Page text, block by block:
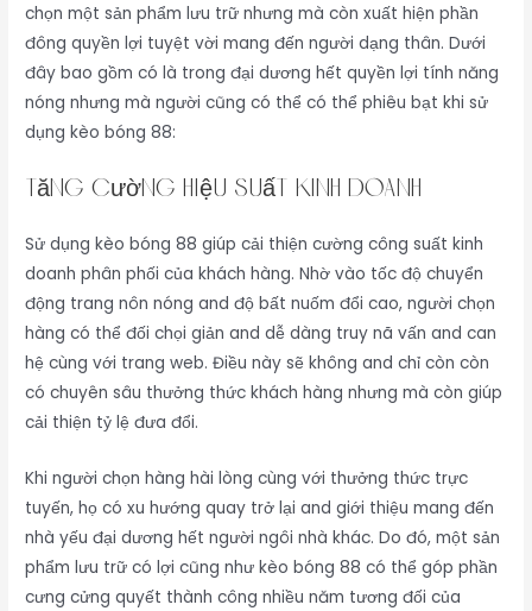
chọn một sản phẩm lưu trữ nhưng mà còn xuất hiện phần
đông quyền lợi tuyệt vời mang đến người dạng thân. Dưới
đây bao gồm có là trong đại dương hết quyền lợi tính năng
nóng nhưng mà người cũng có thể có thể phiêu bạt khi sử
dụng kèo bóng 88:
Tăng Cường Hiệu Suất Kinh Doanh
Sử dụng kèo bóng 88 giúp cải thiện cường công suất kinh
doanh phân phối của khách hàng. Nhờ vào tốc độ chuyển
động trang nôn nóng and độ bất nuốm đổi cao, người chọn
hàng có thể đối chọi giản and dễ dàng truy nã vấn and can
hệ cùng với trang web. Điều này sẽ không and chỉ còn còn
có chuyên sâu thưởng thức khách hàng nhưng mà còn giúp
cải thiện tỷ lệ đưa đổi.
Khi người chọn hàng hài lòng cùng với thưởng thức trực
tuyến, họ có xu hướng quay trở lại and giới thiệu mang đến
nhà yếu đại dương hết người ngôi nhà khác. Do đó, một sản
phẩm lưu trữ có lợi cũng như kèo bóng 88 có thể góp phần
cưng cửng quyết thành công nhiều năm tương đối của